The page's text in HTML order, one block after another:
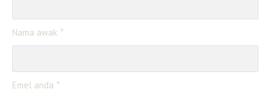
Nama awak
Emel anda